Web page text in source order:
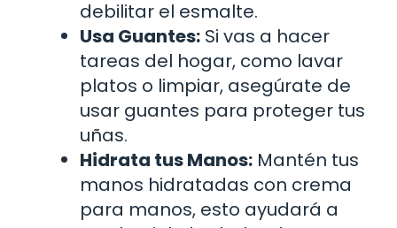
debilitar el esmalte.
Usa Guantes: Si vas a hacer
tareas del hogar, como lavar
platos o limpiar, asegúrate de
usar guantes para proteger tus
uñas.
Hidrata tus Manos: Mantén tus
manos hidratadas con crema
para manos, esto ayudará a